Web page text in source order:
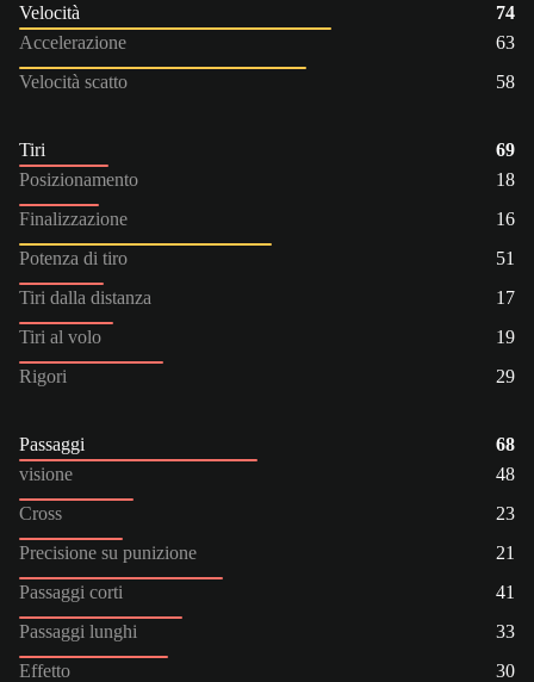
Velocità
74
Accelerazione
63
Velocità scatto
58
Tiri
69
Posizionamento
18
Finalizzazione
16
Potenza di tiro
51
Tiri dalla distanza
17
Tiri al volo
19
Rigori
29
Passaggi
68
visione
48
Cross
23
Precisione su punizione
21
Passaggi corti
41
Passaggi lunghi
33
Effetto
30